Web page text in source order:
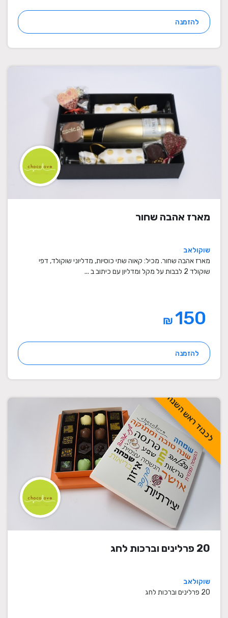
להזמנה
מארז אהבה שחור
שוקולאב
מארז אהבה שחור. מכיל: קאוה שתי כוסיות, מדליוני שוקולד, דפי
שוקולד 2 לבבות על מקל ומדליון עם כיתוב ב ...
₪
להזמנה
לכבוד ראש השנה
20 פרלינים וברכות לחג
שוקולאב
20 פרלינים וברכות לחג